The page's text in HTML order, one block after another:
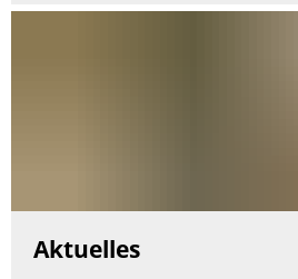
Aktuelles